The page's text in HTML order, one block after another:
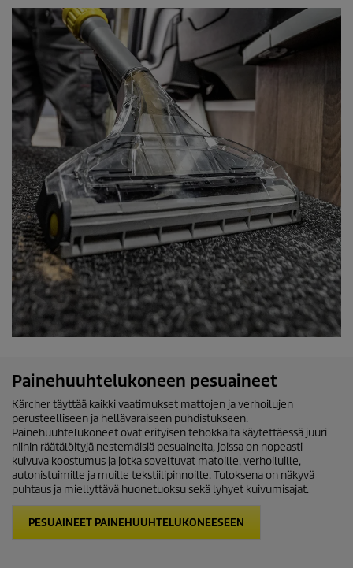
Painehuuhtelukoneen pesuaineet
Kärcher täyttää kaikki vaatimukset mattojen ja verhoilujen
perusteelliseen ja hellävaraiseen puhdistukseen.
Painehuuhtelukoneet ovat erityisen tehokkaita käytettäessä juuri
niihin räätälöityjä nestemäisiä pesuaineita, joissa on nopeasti
kuivuva koostumus ja jotka soveltuvat matoille, verhoiluille,
autonistuimille ja muille tekstiilipinnoille. Tuloksena on näkyvä
puhtaus ja miellyttävä huonetuoksu sekä lyhyet kuivumisajat.
PESUAINEET PAINEHUUHTELUKONEESEEN